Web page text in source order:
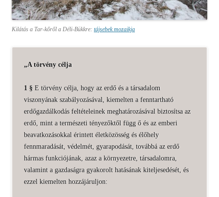
Kilátás a Tar-kőről a Déli-Bükkre: tájsebek mozaikja
„A törvény célja
1 § E törvény célja, hogy az erdő és a társadalom
viszonyának szabályozásával, kiemelten a fenntartható
erdőgazdálkodás feltételeinek meghatározásával biztosítsa az
erdő, mint a természeti tényezőktől függ ő és az emberi
beavatkozásokkal érintett életközösség és élőhely
fennmaradását, védelmét, gyarapodását, továbbá az erdő
hármas funkciójának, azaz a környezetre, társadalomra,
valamint a gazdaságra gyakorolt hatásának kiteljesedését, és
ezzel kiemelten hozzájáruljon: